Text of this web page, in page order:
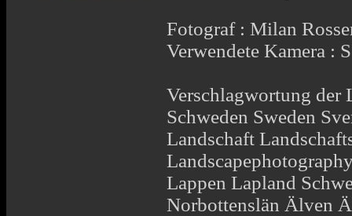
Fotograf : Milan
Verwendete Kamera :
Verschlagwortung der
Schweden Sweden
Landschaft
Lappen Lapland
Norbottenslän Älven